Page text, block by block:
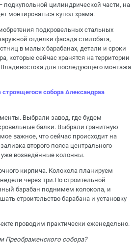
подкупольной цилиндрической части, на
монтироваться купол храма.
подкровельных стальных
отделки фасада стилобата,
в малых барабанах, детали и сроки
которые сейчас хранятся на территории
для последующего монтажа
строящегося собора Александраа
Выбрали завод, где будем
балки. Выбрали гранитную
важное, что сейчас происходит на
второго пояса центрального
уже возведённые колонны.
кирпича. Колокола планируем
через три.По строительной
барабан поднимем колокола, и
строительство барабана и установку
проводим практически еженедельно.
Преображенского собора?